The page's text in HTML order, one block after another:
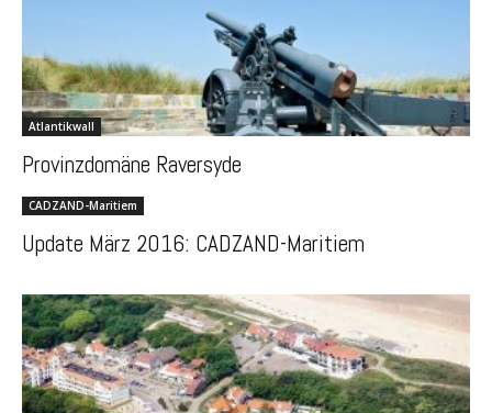
Atlantikwall
Provinzdomäne Raversyde
CADZAND-Maritiem
Update März 2016: CADZAND-Maritiem